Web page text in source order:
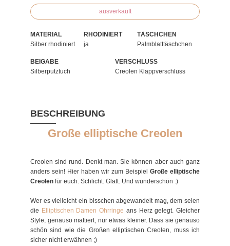
ausverkauft
MATERIAL
Silber rhodiniert
RHODINIERT
ja
TÄSCHCHEN
Palmblatttäschchen
BEIGABE
Silberputztuch
VERSCHLUSS
Creolen Klappverschluss
BESCHREIBUNG
Große elliptische Creolen
Creolen sind rund. Denkt man. Sie können aber auch ganz
anders sein! Hier haben wir zum Beispiel Große elliptische
Creolen für euch. Schlicht. Glatt. Und wunderschön :)
Wer es vielleicht ein bisschen abgewandelt mag, dem seien
die Elliptischen Damen Ohrringe ans Herz gelegt. Gleicher
Style, genauso mattiert, nur etwas kleiner. Dass sie genauso
schön sind wie die Großen elliptischen Creolen, muss ich
sicher nicht erwähnen ;)